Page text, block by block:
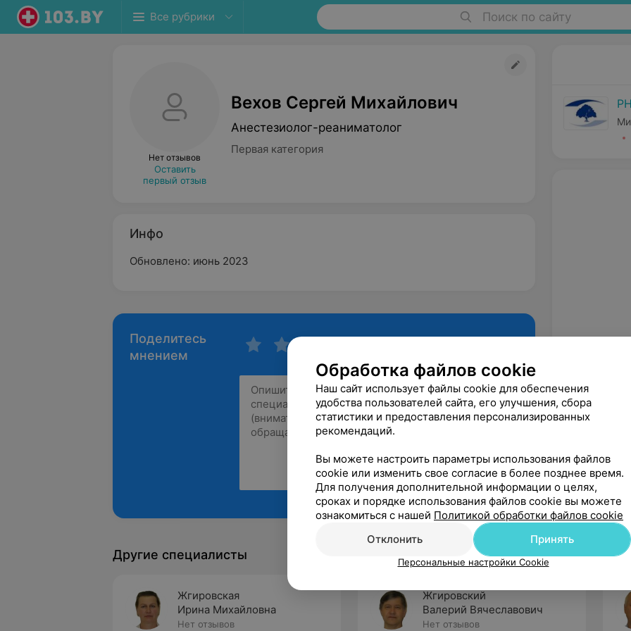
Все рубрики Поиск по сайту
Нет отзывов
Оставить
первый отзыв
Вехов Сергей Михайлович
Анестезиолог-реаниматолог
Первая категория
Инфо
Обновлено: июнь 2023
Поделитесь
мнением
Рекомендую
Другие специалисты
Жгировская
Ирина Михайловна
Нет отзывов
Жгировский
Валерий Вячеславович
Нет отзывов
Обработка файлов cookie
Наш сайт использует файлы cookie для обеспечения
удобства пользователей сайта, его улучшения, сбора
статистики и предоставления персонализированных
рекомендаций.
Вы можете настроить параметры использования файлов
cookie или изменить свое согласие в более позднее время.
Для получения дополнительной информации о целях,
сроках и порядке использования файлов cookie вы можете
ознакомиться с нашей Политикой обработки файлов cookie
Отклонить
Принять
Персональные настройки Cookie